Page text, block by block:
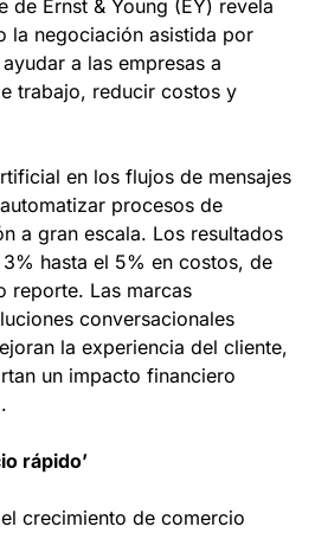
de Ernst & Young (EY) revela
la negociación asistida por
a las empresas a
trabajo, reducir costos y
en los flujos de mensajes
procesos de
a gran escala. Los resultados
hasta el 5% en costos, de
reporte. Las marcas
conversacionales
la experiencia del cliente,
un impacto financiero
rápido’
crecimiento de comercio